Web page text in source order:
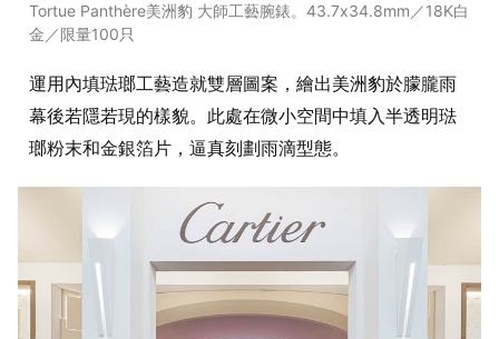
Tortue Panthère美洲豹 大師工藝腕錶。43.7x34.8mm／18K白
金／限量100只
運用內填琺瑯工藝造就雙層圖案，繪出美洲豹於朦朧雨
幕後若隱若現的樣貌。此處在微小空間中填入半透明琺
瑯粉末和金銀箔片，逼真刻劃雨滴型態。